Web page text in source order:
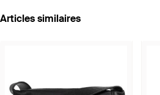
Articles similaires